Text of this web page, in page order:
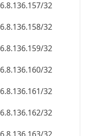
6.8.136.157/32
6.8.136.158/32
6.8.136.159/32
6.8.136.160/32
6.8.136.161/32
6.8.136.162/32